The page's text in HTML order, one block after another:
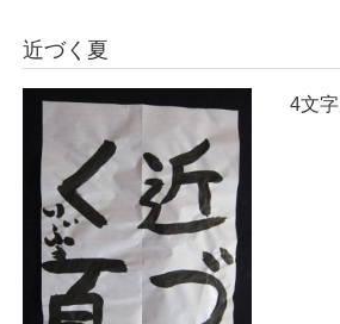
近づく夏
4文